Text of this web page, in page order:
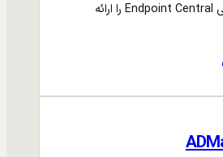
آموزش و پشتیبانی Endpoint Central را ارائه